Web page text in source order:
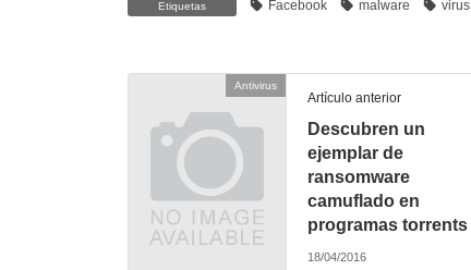
Etiquetas Facebook malware virus
Antivirus
Artículo anterior
Descubren un
ejemplar de
ransomware
camuflado en
programas torrents
18/04/2016